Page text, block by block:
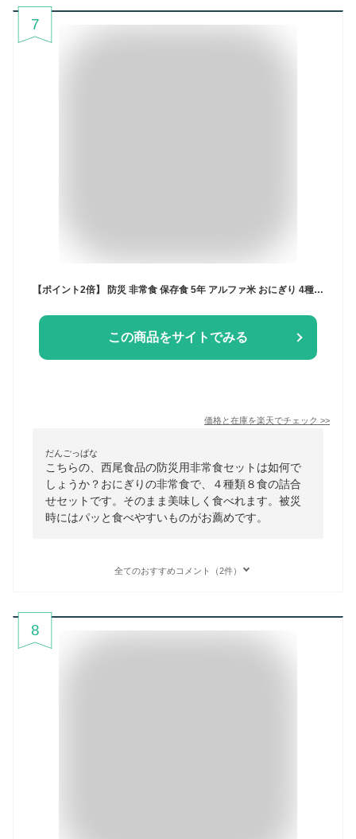
7
【ポイント2倍】 防災 非常食 保存食 5年 アルファ米 おにぎり 4種 8食 詰め合わせ セット 尾西食品 携帯おにぎり 送料無料 米 常温 ご飯 災害 防災食 保存食品 5年保存 防災グッズや 保存水と一緒に 長期 備蓄 最短8/8出荷
この商品をサイトでみる
価格と在庫を楽天でチェック >>
だんごっぱな
こちらの、西尾食品の防災用非常食セットは如何で
しょうか？おにぎりの非常食で、４種類８食の詰合
せセットです。そのまま美味しく食べれます。被災
時にはパッと食べやすいものがお薦めです。
全てのおすすめコメント（2件）
8